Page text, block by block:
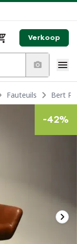
Verkoop
Fauteuils Bert
-42%